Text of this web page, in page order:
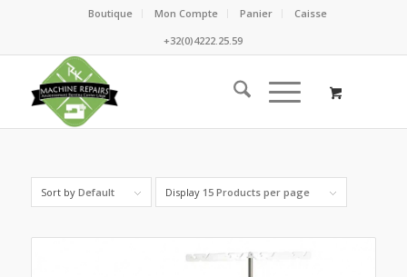
Boutique Mon Compte Panier
Caisse
+32(0)4222.25.59
Sort by Default Display 15 Products per page